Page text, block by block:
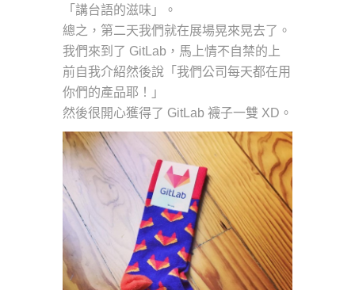
「講台語的滋味」。
總之，第二天我們就在展場晃來晃去了。
我們來到了 GitLab，馬上情不自禁的上
前自我介紹然後說「我們公司每天都在用
你們的產品耶！」
然後很開心獲得了 GitLab 襪子一雙 XD。